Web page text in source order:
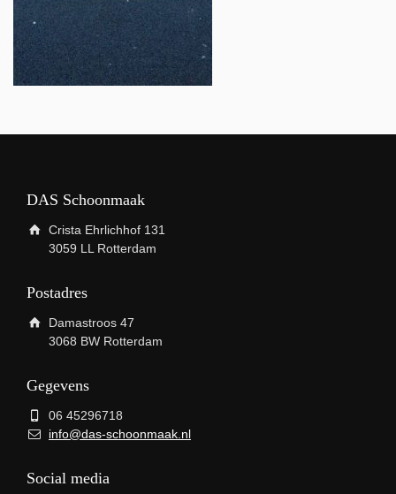
DAS Schoonmaak
Crista Ehrlichhof 131
3059 LL Rotterdam
Postadres
Damastroos 47
3068 BW Rotterdam
Gegevens
06 45296718
info@das-schoonmaak.nl
Social media